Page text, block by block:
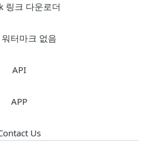
링크 다운로더
터마크 없음
API
APP
Us